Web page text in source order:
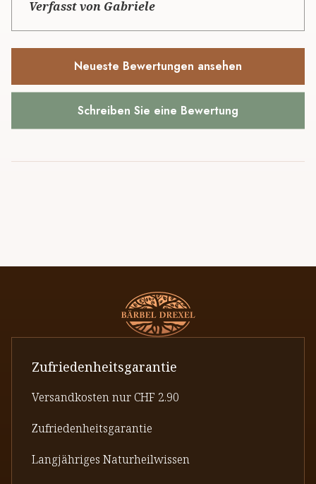
Verfasst von Gabriele
Neueste Bewertungen ansehen
Schreiben Sie eine Bewertung
Zufriedenheitsgarantie
Versandkosten nur CHF 2.90
Zufriedenheitsgarantie
Langjähriges Naturheilwissen